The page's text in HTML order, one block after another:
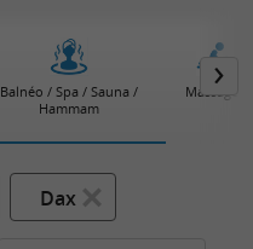
Balnéo / Spa / Sauna /
Hammam
Massages
Dax